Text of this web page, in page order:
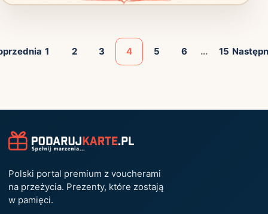
1 2 3 4 5 6 ... 15
Polski portal premium z voucherami
na przeżycia. Prezenty, które zostają
w pamięci.